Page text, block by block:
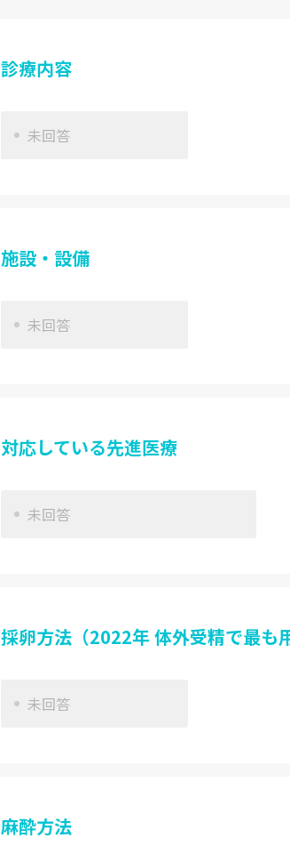
診療内容
未回答
施設・設備
未回答
対応している先進医療
未回答
採卵方法（2022年 体外受精で最も
未回答
麻酔方法